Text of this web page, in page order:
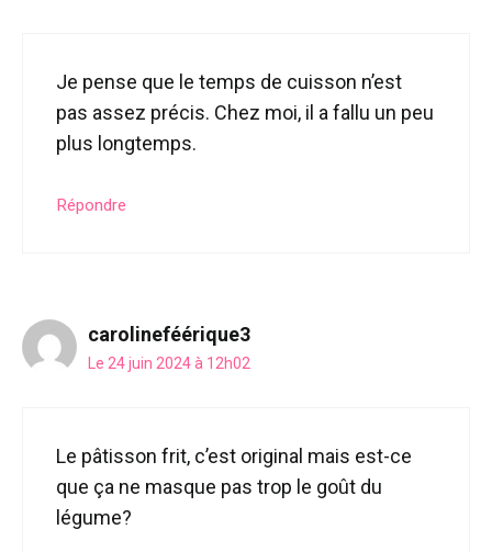
Je pense que le temps de cuisson n’est
pas assez précis. Chez moi, il a fallu un peu
plus longtemps.
Répondre
carolineféérique3
Le 24 juin 2024 à 12h02
Le pâtisson frit, c’est original mais est-ce
que ça ne masque pas trop le goût du
légume?